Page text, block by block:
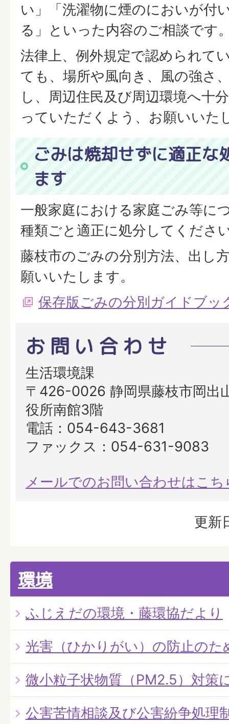
い」「洗濯物に煙のにおいが付
る」といった内容のご相談です
法律上、例外規定で認められて
ても、場所や風向き、風の強さ
し、周辺住民及び周辺環境へ十
っていただくよう、お願いいた
ごみは焼却せずに適正な
ます
一般家庭における家庭ごみ等に
種類ごと適正に処分してくださ
藤枝市のごみの分別方法、出し
願いいたします。
保存版ごみの分別ガイドブッ
お問い合わせ
生活環境課
〒426-0026 静岡県藤枝市岡出
役所南館3階
電話：054-643-3681
ファックス：054-631-9083
メールでのお問い合わせはこち
更新
環境
ふじえだの環境・藤環協だより
光害（ひかりがい）の防止のた
微小粒子状物質（PM2.5）対策
公害苦情相談及び公害紛争処理